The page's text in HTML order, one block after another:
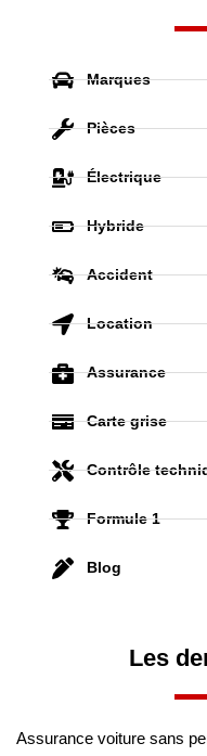
Marques
Pièces
Électrique
Hybride
Accident
Location
Assurance
Carte grise
Contrôle
Formule 1
Blog
Les
Assurance voiture sans